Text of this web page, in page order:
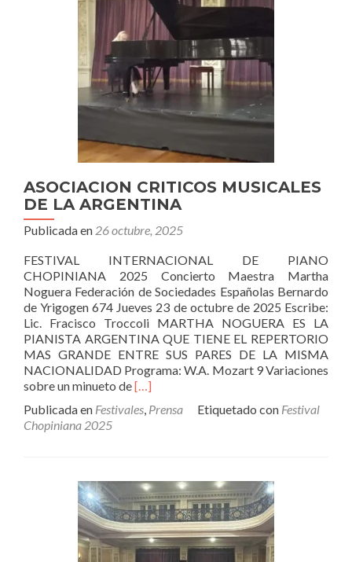
ASOCIACION CRITICOS MUSICALES
DE LA ARGENTINA
Publicada en 26 octubre, 2025
FESTIVAL INTERNACIONAL DE PIANO
CHOPINIANA 2025 Concierto Maestra Martha
Noguera Federación de Sociedades Españolas Bernardo
de Yrigogen 674 Jueves 23 de octubre de 2025 Escribe:
Lic. Fracisco Troccoli MARTHA NOGUERA ES LA
PIANISTA ARGENTINA QUE TIENE EL REPERTORIO
MAS GRANDE ENTRE SUS PARES DE LA MISMA
NACIONALIDAD Programa: W.A. Mozart 9 Variaciones
sobre un minueto deLeer
CRITICOS
ARGENTINA
[…]
Publicada en Festivales, Prensa Etiquetado con Festival
Chopiniana 2025